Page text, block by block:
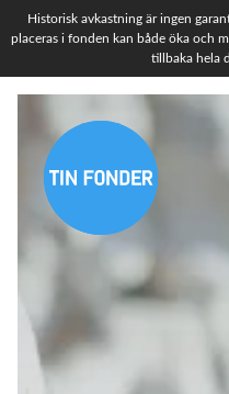
Historisk avkastning är ingen
placeras i fonden kan både öka och
tillbaka hela